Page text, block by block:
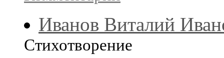
Иванов Виталий
Стихотворение